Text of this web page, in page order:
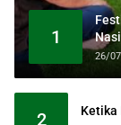
1
26/
2 Ketika